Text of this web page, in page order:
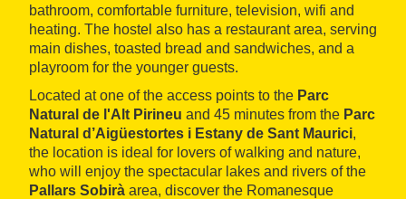
bathroom, comfortable furniture, television, wifi and
heating. The hostel also has a restaurant area, serving
main dishes, toasted bread and sandwiches, and a
playroom for the younger guests.
Located at one of the access points to the Parc
Natural de l'Alt Pirineu and 45 minutes from the Parc
Natural d’Aigüestortes i Estany de Sant Maurici,
the location is ideal for lovers of walking and nature,
who will enjoy the spectacular lakes and rivers of the
Pallars Sobirà area, discover the Romanesque